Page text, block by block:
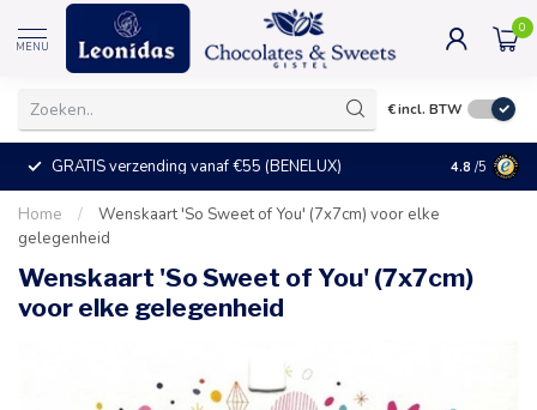
MENU
0
€incl. BTW
GRATIS verzending vanaf €55 (BENELUX) +25°C =
4.8 /5
Home /
Wenskaart 'So Sweet of You' (7x7cm) voor elke
gelegenheid
Wenskaart 'So Sweet of You' (7x7cm)
voor elke gelegenheid